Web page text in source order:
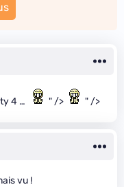
4 … " /> " />
vu !